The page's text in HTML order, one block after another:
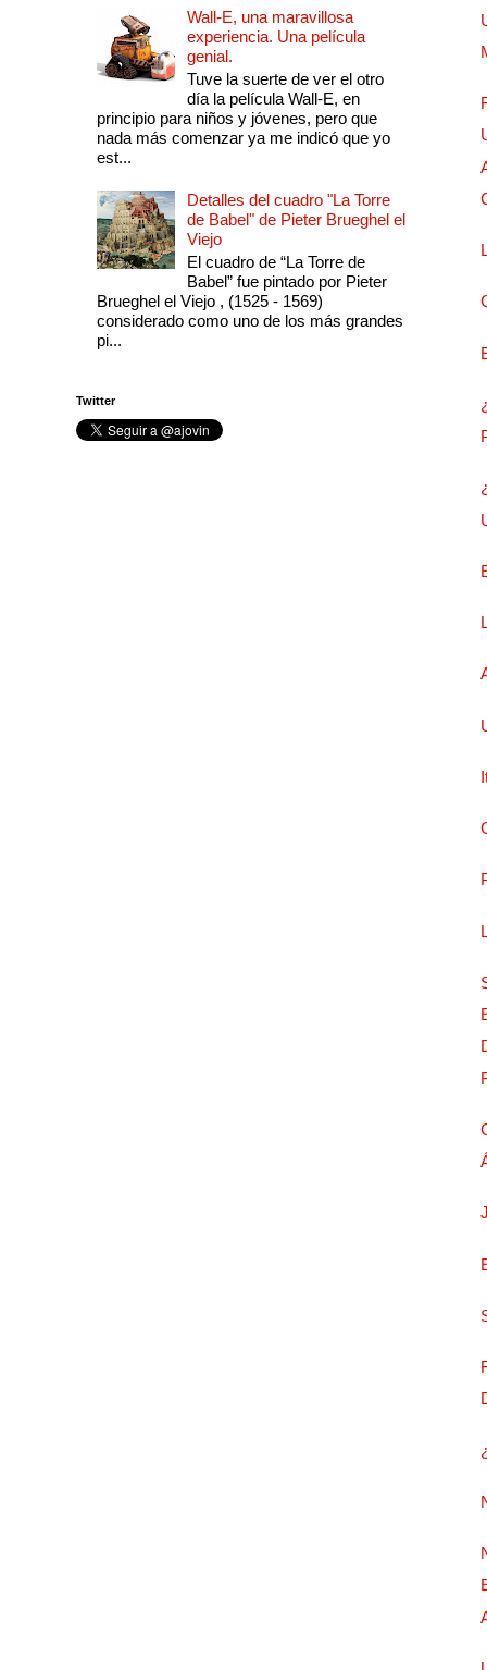
Wall-E, una maravillosa
experiencia. Una película
genial.
Tuve la suerte de ver el otro
día la película Wall-E, en
principio para niños y jóvenes, pero que
nada más comenzar ya me indicó que yo
est...
Detalles del cuadro "La Torre
de Babel" de Pieter Brueghel el
Viejo
El cuadro de “La Torre de
Babel” fue pintado por Pieter
Brueghel el Viejo , (1525 - 1569)
considerado como uno de los más grandes
pi...
Twitter